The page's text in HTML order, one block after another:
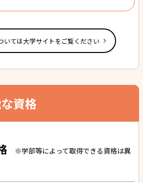
いては大学サイトをご覧ください
資格
※学部等によって取得できる資格は異